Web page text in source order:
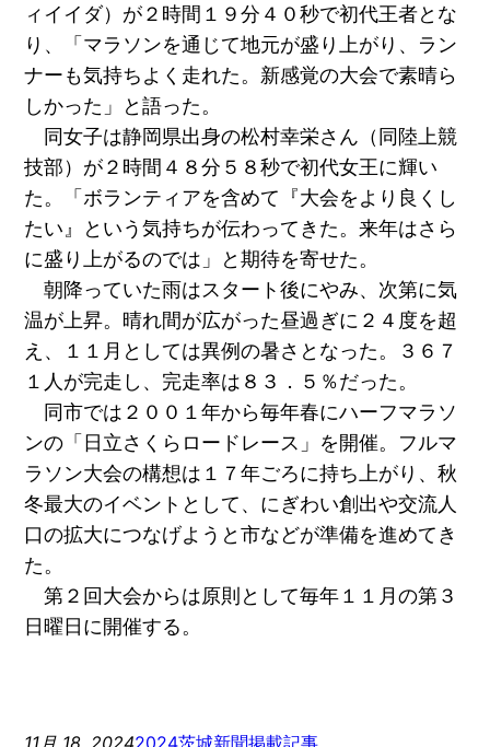
ィイイダ）が２時間１９分４０秒で初代王者とな
り、「マラソンを通じて地元が盛り上がり、ラン
ナーも気持ちよく走れた。新感覚の大会で素晴ら
しかった」と語った。
同女子は静岡県出身の松村幸栄さん（同陸上競
技部）が２時間４８分５８秒で初代女王に輝い
た。「ボランティアを含めて『大会をより良くし
たい』という気持ちが伝わってきた。来年はさら
に盛り上がるのでは」と期待を寄せた。
朝降っていた雨はスタート後にやみ、次第に気
温が上昇。晴れ間が広がった昼過ぎに２４度を超
え、１１月としては異例の暑さとなった。３６７
１人が完走し、完走率は８３．５％だった。
同市では２００１年から毎年春にハーフマラソ
ンの「日立さくらロードレース」を開催。フルマ
ラソン大会の構想は１７年ごろに持ち上がり、秋
冬最大のイベントとして、にぎわい創出や交流人
口の拡大につなげようと市などが準備を進めてき
た。
第２回大会からは原則として毎年１１月の第３
日曜日に開催する。
11月 18, 20242024茨城新聞掲載記事